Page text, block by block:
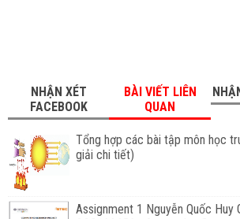
NHẬN XÉT
FACEBOOK
BÀI VIẾT LIÊN
QUAN
Tổng hợp các bài tập môn học
giải chi tiết)
Assignment 1 Nguyễn Quốc Huy